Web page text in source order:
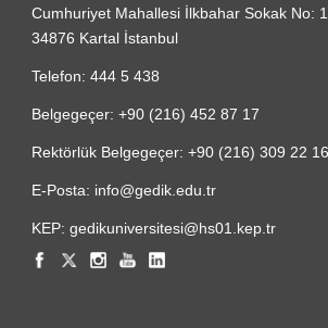
Cumhuriyet Mahallesi İlkbahar Sokak No:
34876 Kartal İstanbul
Telefon: 444 5 438
Belgegeçer: +90 (216) 452 87 17
Rektörlük Belgegeçer: +90 (216) 309 22 16
E-Posta: info@gedik.edu.tr
KEP: gedikuniversitesi@hs01.kep.tr